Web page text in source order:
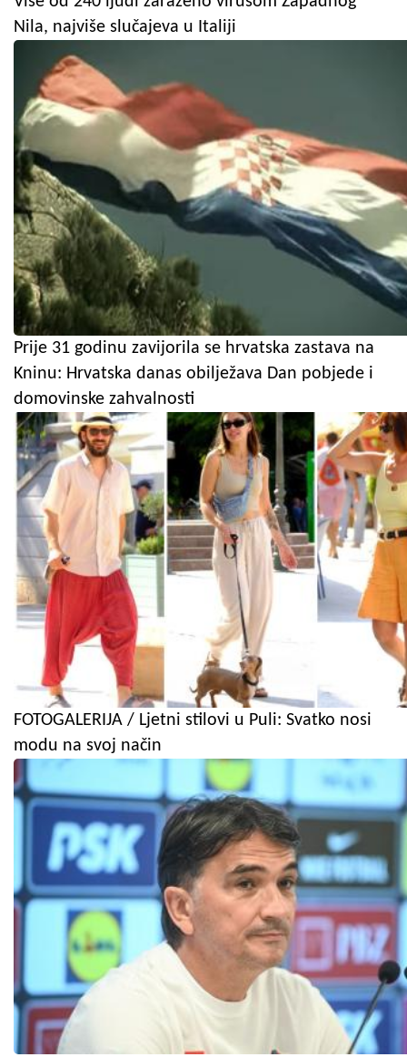
Nila, najviše slučajeva u Italiji
Prije 31 godinu zavijorila se hrvatska zastava na
Kninu: Hrvatska danas obilježava Dan pobjede i
domovinske zahvalnosti
FOTOGALERIJA / Ljetni stilovi u Puli: Svatko nosi
modu na svoj način